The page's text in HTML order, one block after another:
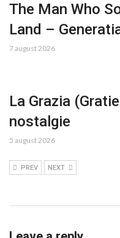
The Man Who
Land –
7 august 2026
La Grazia
nostalgie
5 august 2026
PREV NEXT